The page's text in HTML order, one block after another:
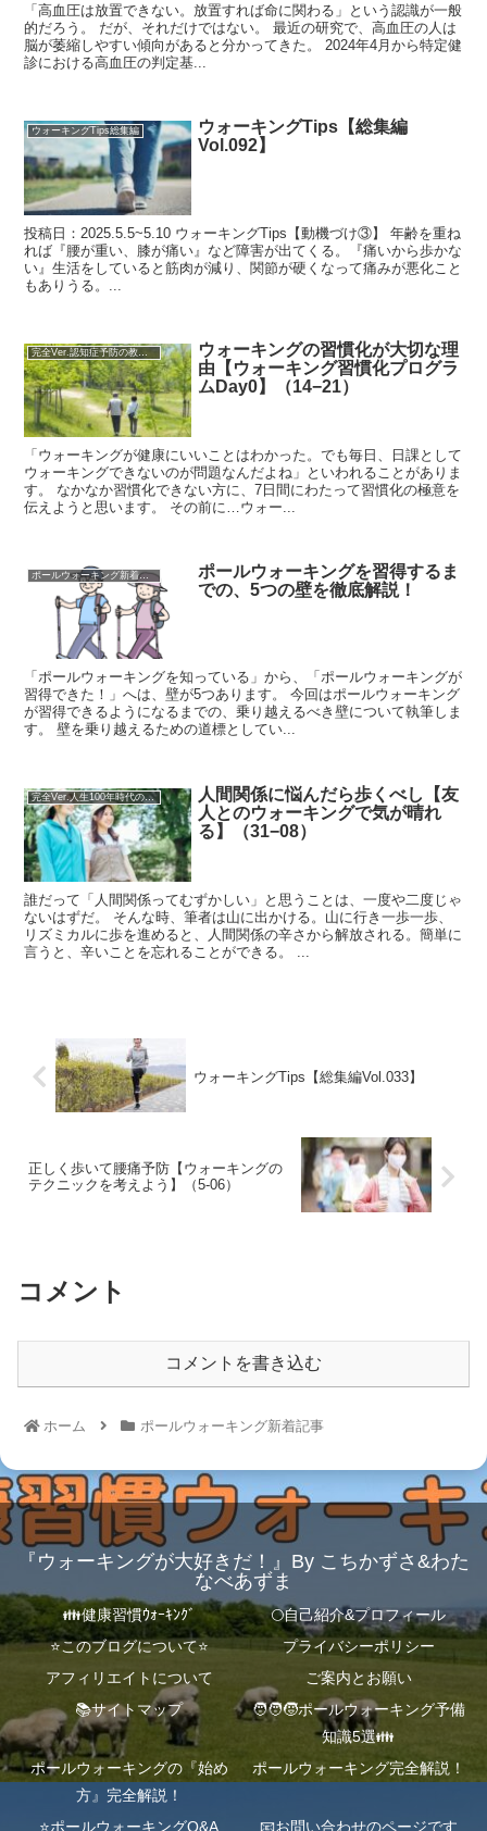
「高血圧は放置できない。放置すれば命に関わる」という認識が一般
的だろう。 だが、それだけではない。 最近の研究で、高血圧の人は
脳が萎縮しやすい傾向があると分かってきた。 2024年4月から特定健
診における高血圧の判定基...
ウォーキングTips総集編
ウォーキングTips【総集編
Vol.092】
投稿日：2025.5.5~5.10 ウォーキングTips【動機づけ③】 年齢を重ね
れば『腰が重い、膝が痛い』など障害が出てくる。『痛いから歩かな
い』生活をしていると筋肉が減り、関節が硬くなって痛みが悪化こと
もありうる。...
完全Ver.認知症予防の教科書
ウォーキングの習慣化が大切な理
由【ウォーキング習慣化プログラ
ムDay0】（14−21）
「ウォーキングが健康にいいことはわかった。でも毎日、日課として
ウォーキングできないのが問題なんだよね」といわれることがありま
す。 なかなか習慣化できない方に、7日間にわたって習慣化の極意を
伝えようと思います。 その前に…ウォー...
ポールウォーキング新着記事
ポールウォーキングを習得するま
での、5つの壁を徹底解説！
「ポールウォーキングを知っている」から、「ポールウォーキングが
習得できた！」へは、壁が5つあります。 今回はポールウォーキング
が習得できるようになるまでの、乗り越えるべき壁について執筆しま
す。 壁を乗り越えるための道標としてい...
完全Ver.人生100年時代の健康習慣ウォーキング
人間関係に悩んだら歩くべし【友
人とのウォーキングで気が晴れ
る】（31−08）
誰だって「人間関係ってむずかしい」と思うことは、一度や二度じゃ
ないはずだ。 そんな時、筆者は山に出かける。山に行き一歩一歩、
リズミカルに歩を進めると、人間関係の辛さから解放される。簡単に
言うと、辛いことを忘れることができる。 ...
ウォーキングTips【総集編Vol.033】
正しく歩いて腰痛予防【ウォーキングの
テクニックを考えよう】（5-06）
コメント
コメントを書き込む
ホーム ポールウォーキング新着記事
『ウォーキングが大好きだ！』By こちかずさ&わた
なべあずま
👪健康習慣ｳｫｰｷﾝｸﾞ
🌕自己紹介&プロフィール
⭐️このブログについて⭐️
プライバシーポリシー
アフィリエイトについて
ご案内とお願い
📚サイトマップ
🧑‍🧑‍🧒ポールウォーキング予備
知識5選👪
ポールウォーキングの『始め
方』完全解説！
ポールウォーキング完全解説！
⭐️ポールウォーキングQ&A 📧お問い合わせのページです